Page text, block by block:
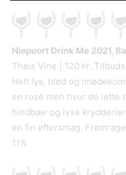
Niepoort Drink Me 2021,
Theis Vine | 120 kr.
Helt lys, blød og
en rosé men hvor de lette
hindbær og lyse
en fin eftersmag.
11%